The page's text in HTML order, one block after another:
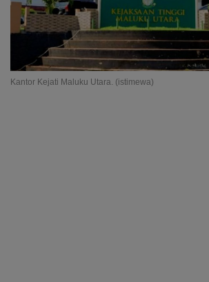
Kantor Kejati Maluku Utara. (istimewa)